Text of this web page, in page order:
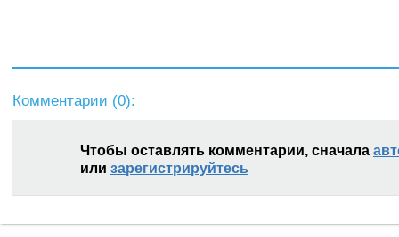
Комментарии (0):
Чтобы оставлять комментарии, сначала
или зарегистрируйтесь